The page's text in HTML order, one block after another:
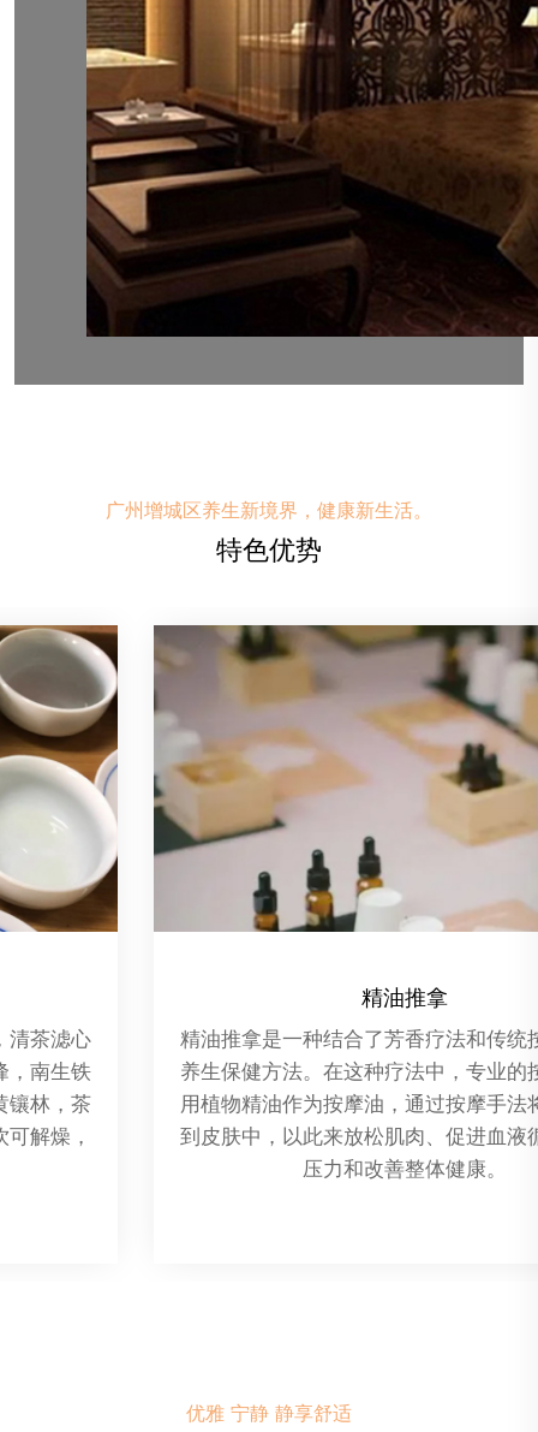
广州增城区养生新境界，健康新生活。
特色优势
Spa休闲是一种集健康、美容、减压和放松为一体
的休闲方式，它起源于比利时的斯帕镇（Spa），
那里的天然温泉水被认为具有治疗和保健的功效。
优雅 宁静 静享舒适